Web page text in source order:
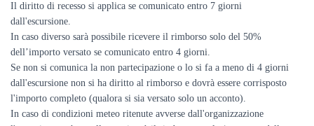
Il diritto di recesso si applica se comunicato entro 7 giorni
dall'escursione.
In caso diverso sarà possibile ricevere il rimborso solo del 50%
dell’importo versato se comunicato entro 4 giorni.
Se non si comunica la non partecipazione o lo si fa a meno di 4 giorni
dall'escursione non si ha diritto al rimborso e dovrà essere corrisposto
l'importo completo (qualora si sia versato solo un acconto).
In caso di condizioni meteo ritenute avverse dall'organizzazione